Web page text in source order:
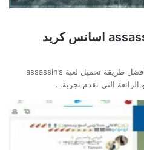
تحميل لعبة assassin’s creed اسانس كريد
يبحث عشاق الألعاب الإلكترونية عن أفضل طريقة تحميل لعبة assassin’s